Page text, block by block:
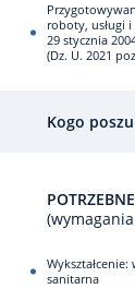
roboty, usługi
29 stycznia
(Dz. U. 2021
Kogo
sanitarna